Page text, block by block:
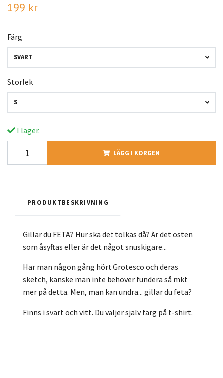
199 kr
Färg
SVART
Storlek
S
I lager.
LÄGG I KORGEN
PRODUKTBESKRIVNING
Gillar du FETA? Hur ska det tolkas då? Är det osten
som åsyftas eller är det något snuskigare...
Har man någon gång hört Grotesco och deras
sketch, kanske man inte behöver fundera så mkt
mer på detta. Men, man kan undra... gillar du feta?
Finns i svart och vitt. Du väljer själv färg på t-shirt.